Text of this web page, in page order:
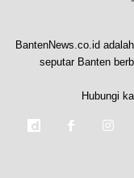
BantenNews.co.id
seputar Banten
Hubungi